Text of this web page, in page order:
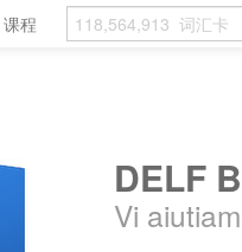
课程
DELF
Vi